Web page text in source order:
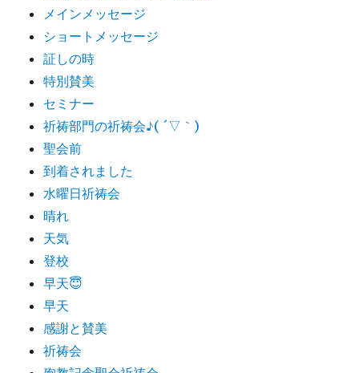
メインメッセージ
ショートメッセージ
証しの時
特別賛美
セミナー
祈祷部門の祈祷会♪( ´▽｀)
聖会前
到着されました
水曜日祈祷会
晴れ
天気
登校
早天😇
早天
感謝と賛美
祈祷会